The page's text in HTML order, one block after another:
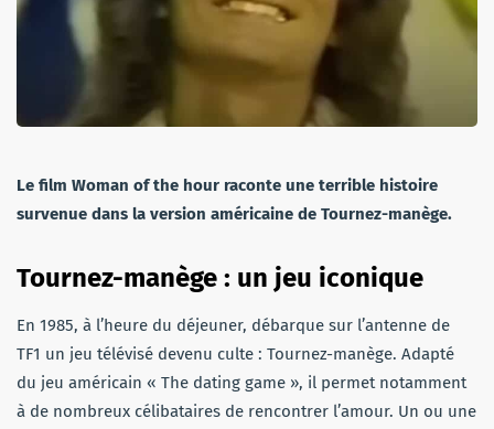
Le film Woman of the hour raconte une terrible histoire
survenue dans la version américaine de Tournez-manège.
Tournez-manège : un jeu iconique
En 1985, à l’heure du déjeuner, débarque sur l’antenne de
TF1 un jeu télévisé devenu culte : Tournez-manège. Adapté
du jeu américain « The dating game », il permet notamment
à de nombreux célibataires de rencontrer l’amour. Un ou une